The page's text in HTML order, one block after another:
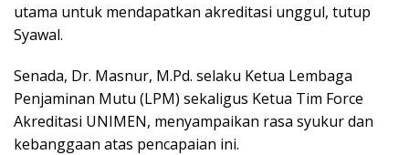
utama untuk mendapatkan akreditasi unggul, tutup
Syawal.
Senada, Dr. Masnur, M.Pd. selaku Ketua Lembaga
Penjaminan Mutu (LPM) sekaligus Ketua Tim Force
Akreditasi UNIMEN, menyampaikan rasa syukur dan
kebanggaan atas pencapaian ini.